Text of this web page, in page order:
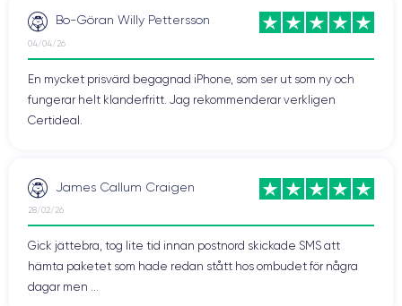
Bo-Göran Willy Pettersson
04/04/26
En mycket prisvärd begagnad iPhone, som ser ut som ny och
fungerar helt klanderfritt. Jag rekommenderar verkligen
Certideal.
James Callum Craigen
28/02/26
Gick jättebra, tog lite tid innan postnord skickade SMS att
hämta paketet som hade redan stått hos ombudet för några
dagar men ...